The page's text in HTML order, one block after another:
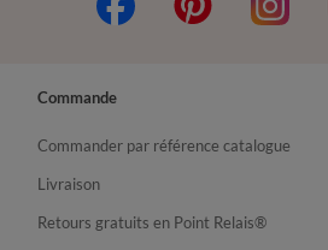
Commande
Commander par référence catalogue
Livraison
Retours gratuits en Point Relais®